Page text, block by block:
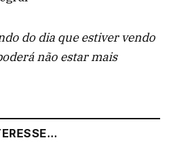
do dia que estiver vendo
não estar mais